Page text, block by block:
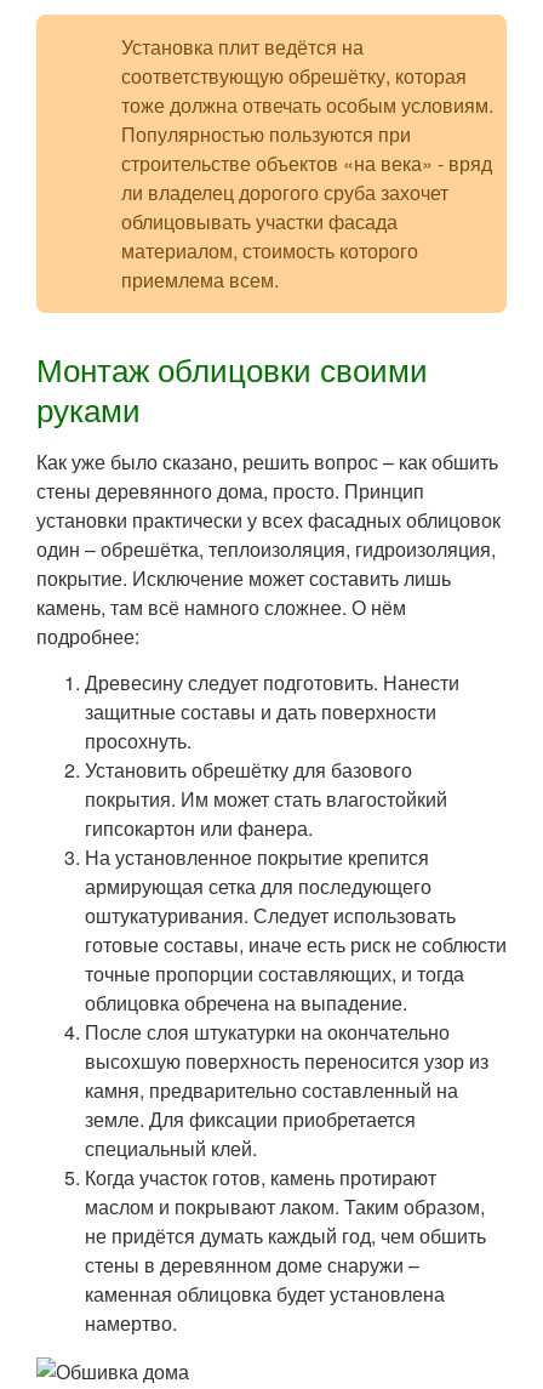
Установка плит ведётся на
соответствующую обрешётку, которая
тоже должна отвечать особым условиям.
Популярностью пользуются при
строительстве объектов «на века» - вряд
ли владелец дорогого сруба захочет
облицовывать участки фасада
материалом, стоимость которого
приемлема всем.
Монтаж облицовки своими
руками
Как уже было сказано, решить вопрос – как обшить
стены деревянного дома, просто. Принцип
установки практически у всех фасадных облицовок
один – обрешётка, теплоизоляция, гидроизоляция,
покрытие. Исключение может составить лишь
камень, там всё намного сложнее. О нём
подробнее:
Древесину следует подготовить. Нанести
защитные составы и дать поверхности
просохнуть.
Установить обрешётку для базового
покрытия. Им может стать влагостойкий
гипсокартон или фанера.
На установленное покрытие крепится
армирующая сетка для последующего
оштукатуривания. Следует использовать
готовые составы, иначе есть риск не соблюсти
точные пропорции составляющих, и тогда
облицовка обречена на выпадение.
После слоя штукатурки на окончательно
высохшую поверхность переносится узор из
камня, предварительно составленный на
земле. Для фиксации приобретается
специальный клей.
Когда участок готов, камень протирают
маслом и покрывают лаком. Таким образом,
не придётся думать каждый год, чем обшить
стены в деревянном доме снаружи –
каменная облицовка будет установлена
намертво.